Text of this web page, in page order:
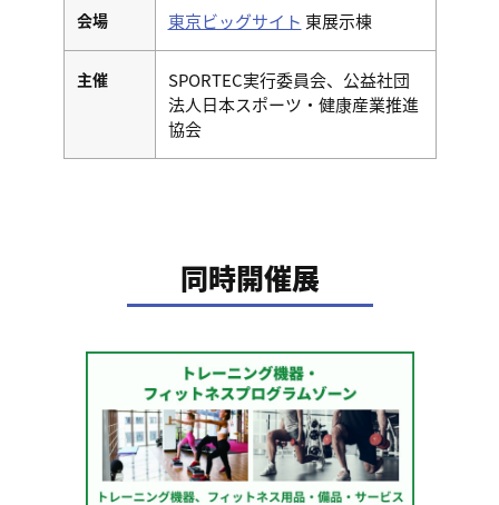
会場 東京ビッグサイト 東展示棟
主催
SPORTEC実行委員会、公益社団
法人日本スポーツ・健康産業推進
協会
同時開催展